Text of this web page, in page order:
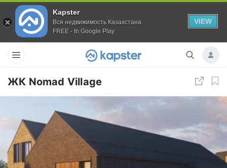
Kapster
Вся недвижимость Казахстана
FREE - In Google Play
VIEW
ЖК Nomad Village